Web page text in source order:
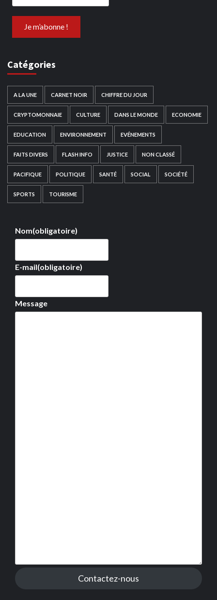
Catégories
A LA UNE CARNET NOIR CHIFFRE DU JOUR
CRYPTOMONNAIE CULTURE DANS LE MONDE ECONOMIE
EDUCATION ENVIRONNEMENT EVÉNEMENTS
FAITS DIVERS FLASH INFO JUSTICE NON CLASSÉ
PACIFIQUE POLITIQUE SANTÉ SOCIAL SOCIÉTÉ
SPORTS TOURISME
Nom(obligatoire)
E-mail(obligatoire)
Message
Contactez-nous